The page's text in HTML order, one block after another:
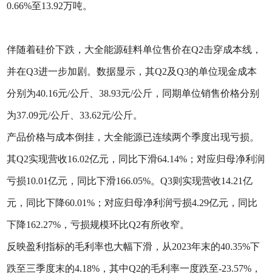
0.66%至13.92万吨。
伴随着硅价下跌，大全能源硅料单位售价在Q2击穿成本线，
并在Q3进一步加剧。数据显示，其Q2及Q3的单位现金成本
分别为40.16元/公斤、38.93元/公斤，同期单位销售价格分别
为37.09元/公斤、33.62元/公斤。
产品价格与成本倒挂，大全能源已连续两个季度出现亏损。
其Q2实现营收16.02亿元，同比下滑64.14%；对应归母净利润
亏损10.01亿元，同比下滑166.05%。Q3则实现营收14.21亿
元，同比下降60.01%；对应归母净利润亏损4.29亿元，同比
下降162.27%，亏损规模环比Q2有所收窄。
反映盈利指标的毛利率也大幅下滑，从2023年末的40.35%下
跌至三季度末的4.18%，其中Q2的毛利率一度跌至-23.57%，